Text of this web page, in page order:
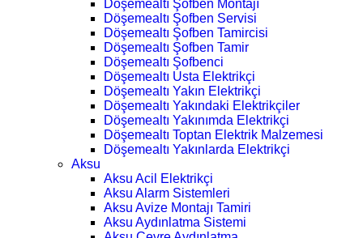
Döşemealtı Şofben Montajı
Döşemealtı Şofben Servisi
Döşemealtı Şofben Tamircisi
Döşemealtı Şofben Tamir
Döşemealtı Şofbenci
Döşemealtı Usta Elektrikçi
Döşemealtı Yakın Elektrikçi
Döşemealtı Yakındaki Elektrikçiler
Döşemealtı Yakınımda Elektrikçi
Döşemealtı Toptan Elektrik Malzemesi
Döşemealtı Yakınlarda Elektrikçi
Aksu
Aksu Acil Elektrikçi
Aksu Alarm Sistemleri
Aksu Avize Montajı Tamiri
Aksu Aydınlatma Sistemi